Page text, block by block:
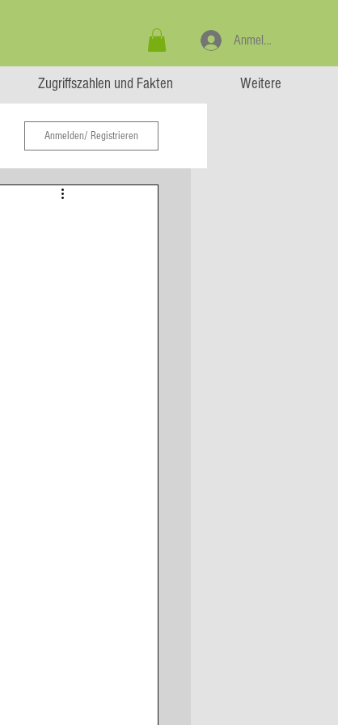
Zugriffszahlen und Fakten Weitere
Anmelden
Anmelden/ Registrieren